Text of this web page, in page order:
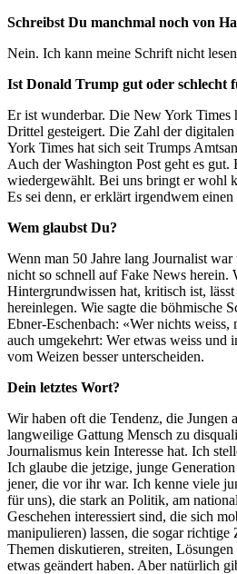
Schreibst Du manchmal noch von
Nein. Ich kann meine Schrift nicht
Ist Donald Trump gut oder schlecht
Er ist wunderbar. Die New York Times
Drittel gesteigert. Die Zahl der
York Times hat sich seit Trumps
Auch der Washington Post geht es
wiedergewählt. Bei uns bringt er wohl
Es sei denn, er erklärt irgendwem
Wem glaubst Du?
Wenn man 50 Jahre lang Journalist
nicht so schnell auf Fake News herein.
Hintergrundwissen hat, kritisch ist,
hereinlegen. Wie sagte die böhmische
Ebner-Eschenbach: «Wer nichts weiss,
auch umgekehrt: Wer etwas weiss und
vom Weizen besser unterscheiden.
Dein letztes Wort?
Wir haben oft die Tendenz, die Jungen
langweilige Gattung Mensch zu
Journalismus kein Interesse hat. Ich
Ich glaube die jetzige, junge
jener, die vor ihr war. Ich kenne viele
für uns), die stark an Politik, am
Geschehen interessiert sind, die sich
manipulieren) lassen, die sogar
Themen diskutieren, streiten,
etwas geändert haben. Aber natürlich